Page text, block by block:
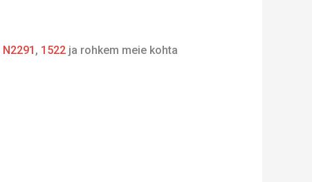
N2291 , 1522 ja rohkem meie kohta